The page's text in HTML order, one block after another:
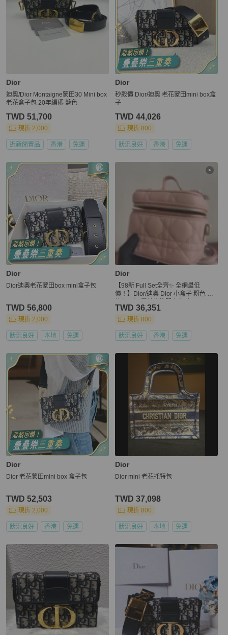
Dior
迪奧/Dior Montaigne蒙田30 Mini box
老花盒子包 20年編碼 藍色
TWD 51,700
現折 2,000
近新閒置品 香港 免運
Dior
秒殺價 Dior/迪奧 老花蒙田mini box盒
子
TWD 44,026
現折 800
狀況良好 香港 免運
Dior
Dior迪奧老花蒙田box mini盒子包
TWD 56,800
現折 2,000
狀況良好 本地 免運
Dior
【98新 Full Set全齊✨ 全網最低
價！】Dior/迪奧 Dior 小盒子 粉色 保
TWD 36,351
現折 800
狀況良好 香港 免運
Dior
Dior 老花蒙田mini box 盒子包
TWD 52,503
現折 2,000
狀況良好 香港 免運
Dior
Dior mini 老花托特包
TWD 37,098
現折 800
狀況良好 本地 免運